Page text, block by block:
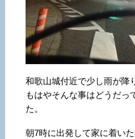
和歌山城付近で少し雨が降
もはやそんな事はどうだっ
た。
朝7時に出発して家に着いた